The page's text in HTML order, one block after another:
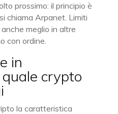
prossimo: il principio è
chiama Arpanet. Limiti
meglio in altre
con ordine.
in
crypto
la caratteristica